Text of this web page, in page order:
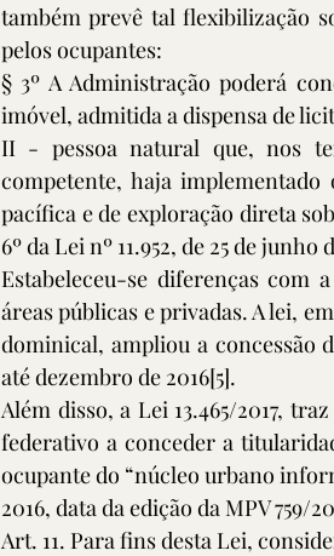
também prevê tal flexibilização
pelos ocupantes:
§ 3º A Administração poderá
imóvel, admitida a dispensa de
II - pessoa natural que, nos
competente, haja
pacífica e de exploração direta
6º da Lei nº 11.952, de 25 de junho
Estabeleceu-se diferenças com
áreas públicas e privadas. A lei,
dominical, ampliou a concessão
até dezembro de 2016[5].
Além disso, a Lei 13.465/2017,
federativo a conceder a
ocupante do “núcleo urbano
2016, data da edição da MPV
Art. 11. Para fins desta Lei,